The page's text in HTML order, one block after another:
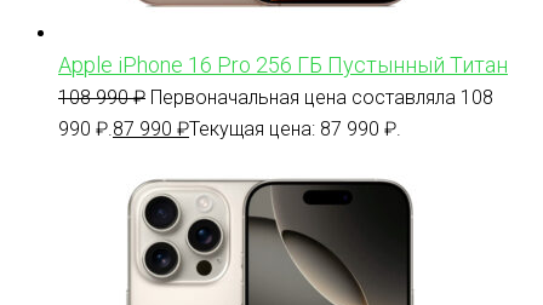
Apple iPhone 16 Pro 256 ГБ Пустынный Титан
108 990₽ Первоначальная цена составляла 108
990 ₽. 87 990 ₽Текущая цена: 87 990 ₽.